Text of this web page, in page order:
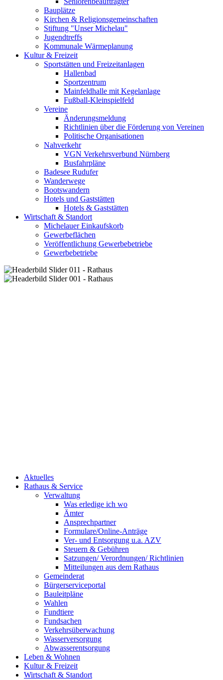
Bauplätze
Kirchen & Religionsgemeinschaften
Stiftung "Unser Michelau"
Jugendtreffs
Kommunale Wärmeplanung
Kultur & Freizeit
Sportstätten und Freizeitanlagen
Hallenbad
Sportzentrum
Mainfeldhalle mit Kegelanlage
Fußball-Kleinspielfeld
Vereine
Änderungsmeldung
Richtlinien über die Förderung von Vereinen
Politische Organisationen
Nahverkehr
VGN Verkehrsverbund Nürnberg
Busfahrpläne
Badesee Rudufer
Wanderwege
Bootswandern
Hotels und Gaststätten
Hotels & Gaststätten
Wirtschaft & Standort
Michelauer Einkaufskorb
Gewerbeflächen
Veröffentlichung Gewerbebetriebe
Gewerbebetriebe
Aktuelles
Rathaus & Service
Verwaltung
Was erledige ich wo
Ämter
Ansprechpartner
Formulare/Online-Anträge
Ver- und Entsorgung u.a. AZV
Steuern & Gebühren
Satzungen/ Verordnungen/ Richtlinien
Mitteilungen aus dem Rathaus
Gemeinderat
Bürgerserviceportal
Bauleitpläne
Wahlen
Fundtiere
Fundsachen
Verkehrsüberwachung
Wasserversorgung
Abwasserentsorgung
Leben & Wohnen
Kultur & Freizeit
Wirtschaft & Standort